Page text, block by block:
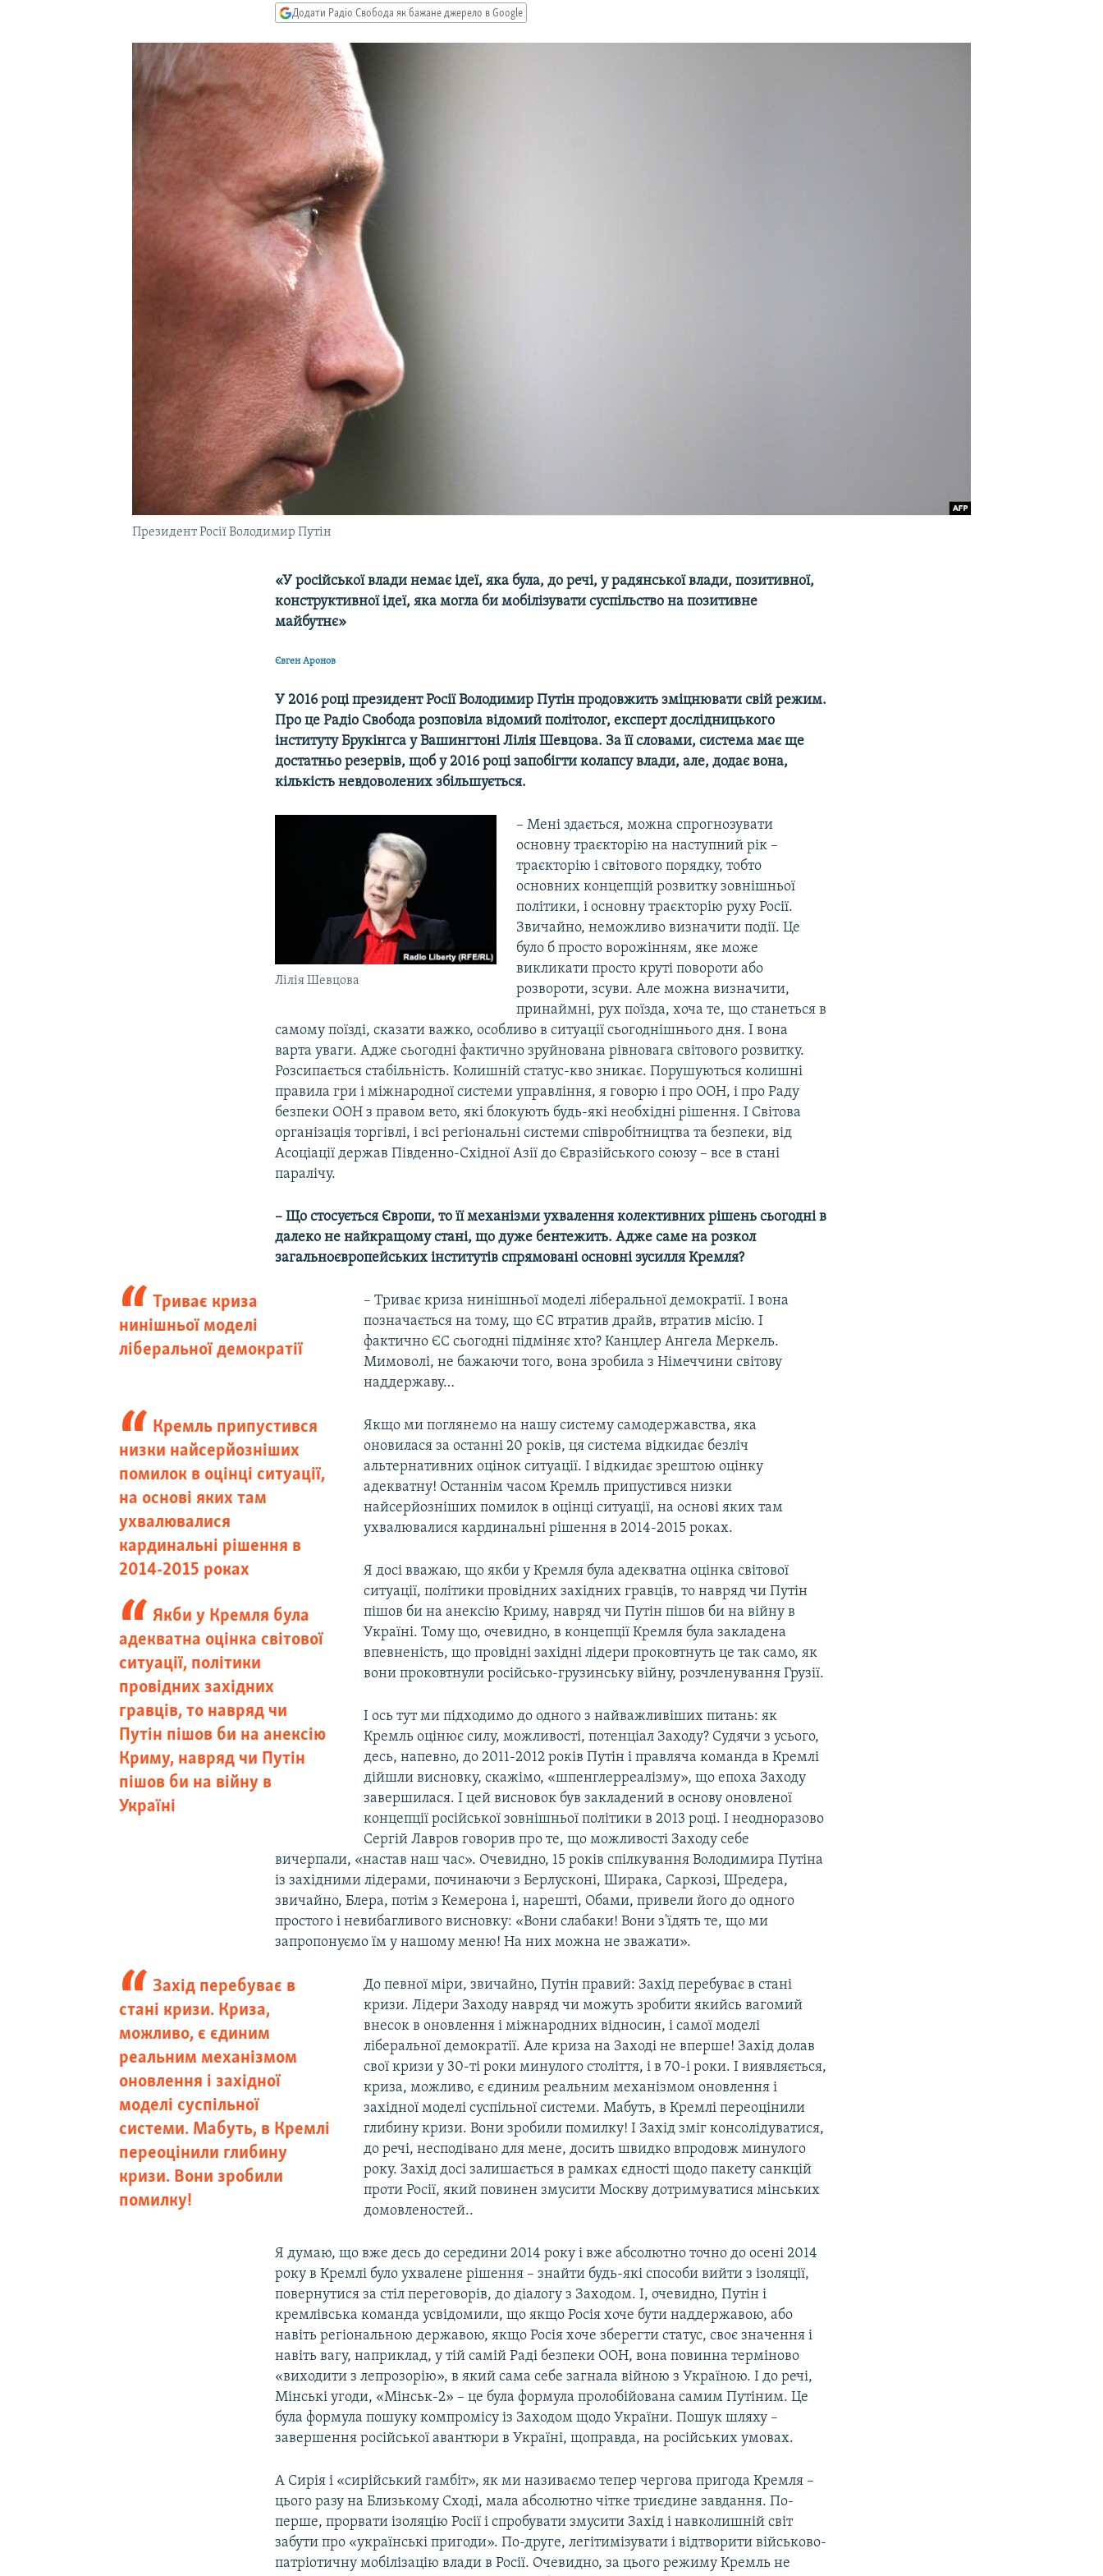
Додати Радіо Свобода як бажане джерело в Google
Президент Росії Володимир Путін
«У російської влади немає ідеї, яка була, до речі, у радянської влади, позитивної,
конструктивної ідеї, яка могла би мобілізувати суспільство на позитивне
майбутнє»
Євген Аронов
У 2016 році президент Росії Володимир Путін продовжить зміцнювати свій режим.
Про це Радіо Свобода розповіла відомий політолог, експерт дослідницького
інституту Брукінгса у Вашингтоні Лілія Шевцова. За її словами, система має ще
достатньо резервів, щоб у 2016 році запобігти колапсу влади, але, додає вона,
кількість невдоволених збільшується.
Лілія Шевцова
– Мені здається, можна спрогнозувати
основну траєкторію на наступний рік –
траєкторію і світового порядку, тобто
основних концепцій розвитку зовнішньої
політики, і основну траєкторію руху Росії.
Звичайно, неможливо визначити події. Це
було б просто ворожінням, яке може
викликати просто круті повороти або
розвороти, зсуви. Але можна визначити,
принаймні, рух поїзда, хоча те, що станеться в
самому поїзді, сказати важко, особливо в ситуації сьогоднішнього дня. І вона
варта уваги. Адже сьогодні фактично зруйнована рівновага світового розвитку.
Розсипається стабільність. Колишній статус-кво зникає. Порушуються колишні
правила гри і міжнародної системи управління, я говорю і про ООН, і про Раду
безпеки ООН з правом вето, які блокують будь-які необхідні рішення. І Світова
організація торгівлі, і всі регіональні системи співробітництва та безпеки, від
Асоціації держав Південно-Східної Азії до Євразійського союзу – все в стані
паралічу.
– Що стосується Європи, то її механізми ухвалення колективних рішень сьогодні в
далеко не найкращому стані, що дуже бентежить. Адже саме на розкол
загальноєвропейських інститутів спрямовані основні зусилля Кремля?
Триває криза
нинішньої моделі
ліберальної демократії
– Триває криза нинішньої моделі ліберальної демократії. І вона
позначається на тому, що ЄС втратив драйв, втратив місію. І
фактично ЄС сьогодні підміняє хто? Канцлер Ангела Меркель.
Мимоволі, не бажаючи того, вона зробила з Німеччини світову
наддержаву…
Кремль припустився
низки найсерйозніших
помилок в оцінці ситуації,
на основі яких там
ухвалювалися
кардинальні рішення в
2014-2015 роках
Якщо ми поглянемо на нашу систему самодержавства, яка
оновилася за останні 20 років, ця система відкидає безліч
альтернативних оцінок ситуації. І відкидає зрештою оцінку
адекватну! Останнім часом Кремль припустився низки
найсерйозніших помилок в оцінці ситуації, на основі яких там
ухвалювалися кардинальні рішення в 2014-2015 роках.
Якби у Кремля була
адекватна оцінка світової
ситуації, політики
провідних західних
гравців, то навряд чи
Путін пішов би на анексію
Криму, навряд чи Путін
пішов би на війну в
Україні
Я досі вважаю, що якби у Кремля була адекватна оцінка світової
ситуації, політики провідних західних гравців, то навряд чи Путін
пішов би на анексію Криму, навряд чи Путін пішов би на війну в
Україні. Тому що, очевидно, в концепції Кремля була закладена
впевненість, що провідні західні лідери проковтнуть це так само, як
вони проковтнули російсько-грузинську війну, розчленування Грузії.
І ось тут ми підходимо до одного з найважливіших питань: як
Кремль оцінює силу, можливості, потенціал Заходу? Судячи з усього,
десь, напевно, до 2011-2012 років Путін і правляча команда в Кремлі
дійшли висновку, скажімо, «шпенглерреалізму», що епоха Заходу
завершилася. І цей висновок був закладений в основу оновленої
концепції російської зовнішньої політики в 2013 році. І неодноразово
Сергій Лавров говорив про те, що можливості Заходу себе
вичерпали, «настав наш час». Очевидно, 15 років спілкування Володимира Путіна
із західними лідерами, починаючи з Берлусконі, Ширака, Саркозі, Шредера,
звичайно, Блера, потім з Кемерона і, нарешті, Обами, привели його до одного
простого і невибагливого висновку: «Вони слабаки! Вони з'їдять те, що ми
запропонуємо їм у нашому меню! На них можна не зважати».
Захід перебуває в
стані кризи. Криза,
можливо, є єдиним
реальним механізмом
оновлення і західної
моделі суспільної
системи. Мабуть, в Кремлі
переоцінили глибину
кризи. Вони зробили
помилку!
До певної міри, звичайно, Путін правий: Захід перебуває в стані
кризи. Лідери Заходу навряд чи можуть зробити якийсь вагомий
внесок в оновлення і міжнародних відносин, і самої моделі
ліберальної демократії. Але криза на Заході не вперше! Захід долав
свої кризи у 30-ті роки минулого століття, і в 70-і роки. І виявляється,
криза, можливо, є єдиним реальним механізмом оновлення і
західної моделі суспільної системи. Мабуть, в Кремлі переоцінили
глибину кризи. Вони зробили помилку! І Захід зміг консолідуватися,
до речі, несподівано для мене, досить швидко впродовж минулого
року. Захід досі залишається в рамках єдності щодо пакету санкцій
проти Росії, який повинен змусити Москву дотримуватися мінських
домовленостей..
Я думаю, що вже десь до середини 2014 року і вже абсолютно точно до осені 2014
року в Кремлі було ухвалене рішення – знайти будь-які способи вийти з ізоляції,
повернутися за стіл переговорів, до діалогу з Заходом. І, очевидно, Путін і
кремлівська команда усвідомили, що якщо Росія хоче бути наддержавою, або
навіть регіональною державою, якщо Росія хоче зберегти статус, своє значення і
навіть вагу, наприклад, у тій самій Раді безпеки ООН, вона повинна терміново
«виходити з лепрозорію», в який сама себе загнала війною з Україною. І до речі,
Мінські угоди, «Мінськ-2» – це була формула пролобійована самим Путіним. Це
була формула пошуку компромісу із Заходом щодо України. Пошук шляху –
завершення російської авантюри в Україні, щоправда, на російських умовах.
А Сирія і «сирійський гамбіт», як ми називаємо тепер чергова пригода Кремля –
цього разу на Близькому Сході, мала абсолютно чітке триєдине завдання. По-
перше, прорвати ізоляцію Росії і спробувати змусити Захід і навколишній світ
забути про «українські пригоди». По-друге, легітимізувати і відтворити військово-
патріотичну мобілізацію влади в Росії. Очевидно, за цього режиму Кремль не